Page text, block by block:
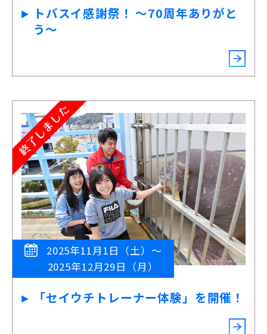
トバスイ感謝祭！ ～70周年ありがと
う～
2025年11月1日（土）～
2025年12月29日（月）
「セイウチトレーナー体験」を開催！